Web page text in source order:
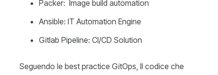
Packer: Image build automation
Ansible: IT Automation Engine
Gitlab Pipeline: CI/CD Solution
Seguendo le best practice GitOps, Il codice che